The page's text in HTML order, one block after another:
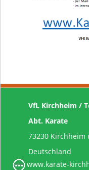
VfL Kirchheim /
Abt. Karate
73230 Kirchheim
Deutschland
www.karate-